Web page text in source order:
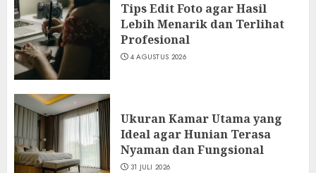
Tips Edit Foto agar Hasil
Lebih Menarik dan Terlihat
Profesional
4 AGUSTUS 2026
Ukuran Kamar Utama yang
Ideal agar Hunian Terasa
Nyaman dan Fungsional
31 JULI 2026